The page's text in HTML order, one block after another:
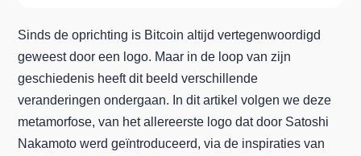
Sinds de oprichting is Bitcoin altijd vertegenwoordigd
geweest door een logo. Maar in de loop van zijn
geschiedenis heeft dit beeld verschillende
veranderingen ondergaan. In dit artikel volgen we deze
metamorfose, van het allereerste logo dat door Satoshi
Nakamoto werd geïntroduceerd, via de inspiraties van